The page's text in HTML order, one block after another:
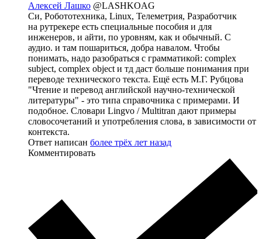
Алексей Лашко @LASHKOAG
Си, Робототехника, Linux, Телеметрия, Разработчик
на рутрекере есть специальные пособия и для
инженеров, и айти, по уровням, как и обычный. С
аудио. и там пошариться, добра навалом. Чтобы
понимать, надо разобраться с грамматикой: complex
subject, complex object и тд даст больше понимания при
переводе технического текста. Ещё есть М.Г. Рубцова
"Чтение и перевод английской научно-технической
литературы" - это типа справочника с примерами. И
подобное. Словари Lingvo / Multitran дают примеры
словосочетаний и употребления слова, в зависимости от
контекста.
Ответ написан более трёх лет назад
Комментировать